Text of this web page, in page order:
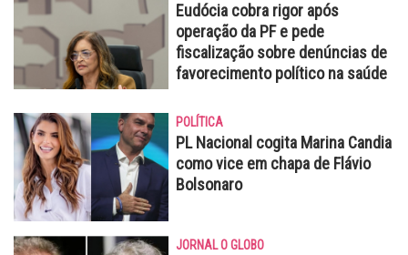
Eudócia cobra rigor após
operação da PF e pede
fiscalização sobre denúncias de
favorecimento político na saúde
POLÍTICA
PL Nacional cogita Marina Candia
como vice em chapa de Flávio
Bolsonaro
JORNAL O GLOBO